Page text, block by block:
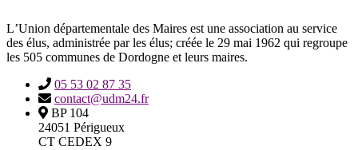
LʼUnion départementale des Maires est une association au service
des élus, administrée par les élus; créée le 29 mai 1962 qui regroupe
les 505 communes de Dordogne et leurs maires.
05 53 02 87 35
contact@udm24.fr
BP 104
24051 Périgueux
CT CEDEX 9